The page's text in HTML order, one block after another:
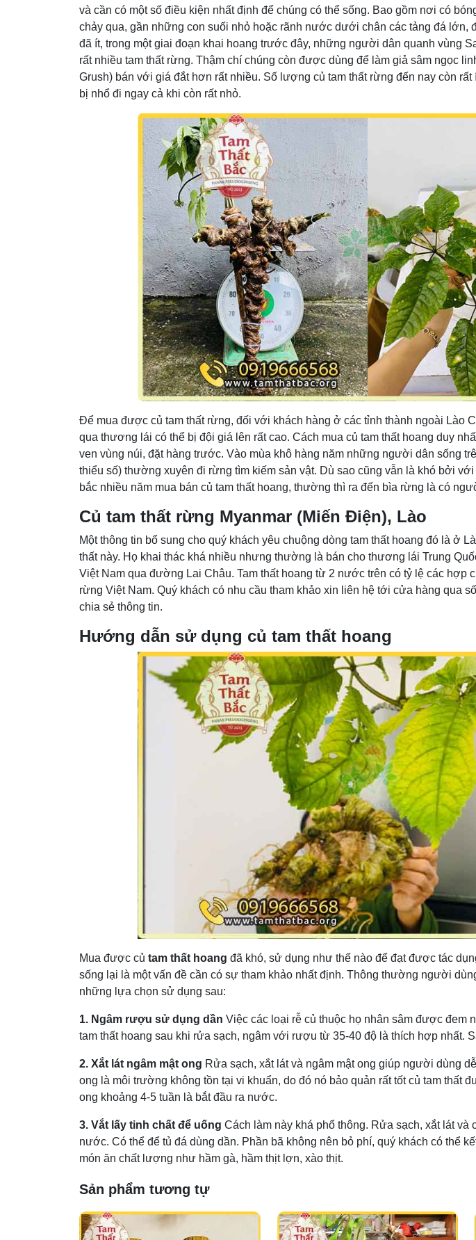
và cần có một số điều kiện nhất định để chúng có thể sống. Bao gồm nơi có
chảy qua, gần những con suối nhỏ hoặc rãnh nước dưới chân các tảng đá lớn,
đã ít, trong một giai đoạn khai hoang trước đây, những người dân quanh vùng
rất nhiều tam thất rừng. Thậm chí chúng còn được dùng để làm giả sâm ngọc
Grush) bán với giá đắt hơn rất nhiều. Số lượng củ tam thất rừng đến nay còn
bị nhổ đi ngay cả khi còn rất nhỏ.
Để mua được củ tam thất rừng, đối với khách hàng ở các tỉnh thành ngoài Lào
qua thương lái có thể bị đội giá lên rất cao. Cách mua củ tam thất hoang duy
ven vùng núi, đặt hàng trước. Vào mùa khô hàng năm những người dân sống
thiểu số) thường xuyên đi rừng tìm kiếm sản vật. Dù sao cũng vẫn là khó bởi
bắc nhiều năm mua bán củ tam thất hoang, thường thì ra đến bìa rừng là có
Củ tam thất rừng Myanmar (Miến Điện), Lào
Một thông tin bổ sung cho quý khách yêu chuộng dòng tam thất hoang đó là ở
thất này. Họ khai thác khá nhiều nhưng thường là bán cho thương lái Trung
Việt Nam qua đường Lai Châu. Tam thất hoang từ 2 nước trên có tỷ lệ các hợp
rừng Việt Nam. Quý khách có nhu cầu tham khảo xin liên hệ tới cửa hàng qua
chia sẻ thông tin.
Hướng dẫn sử dụng củ tam thất hoang
Mua được củ tam thất hoang đã khó, sử dụng như thế nào để đạt được tác
sống lại là một vấn đề cần có sự tham khảo nhất định. Thông thường người
những lựa chọn sử dụng sau:
1. Ngâm rượu sử dụng dần Việc các loại rễ củ thuộc họ nhân sâm được đem
tam thất hoang sau khi rửa sạch, ngâm với rượu từ 35-40 độ là thích hợp nhất.
2. Xắt lát ngâm mật ong Rửa sạch, xắt lát và ngâm mật ong giúp người dùng
ong là môi trường không tồn tại vi khuẩn, do đó nó bảo quản rất tốt củ tam thất
ong khoảng 4-5 tuần là bắt đầu ra nước.
3. Vắt lấy tinh chất để uống Cách làm này khá phổ thông. Rửa sạch, xắt lát và
nước. Có thể để tủ đá dùng dần. Phần bã không nên bỏ phí, quý khách có thể
món ăn chất lượng như hầm gà, hầm thịt lợn, xào thịt.
Sản phẩm tương tự